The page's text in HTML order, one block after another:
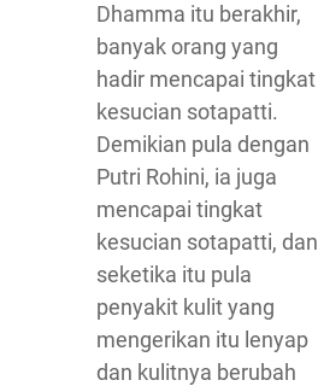
Dhamma itu berakhir,
banyak orang yang
hadir mencapai tingkat
kesucian sotapatti.
Demikian pula dengan
Putri Rohini, ia juga
mencapai tingkat
kesucian sotapatti, dan
seketika itu pula
penyakit kulit yang
mengerikan itu lenyap
dan kulitnya berubah